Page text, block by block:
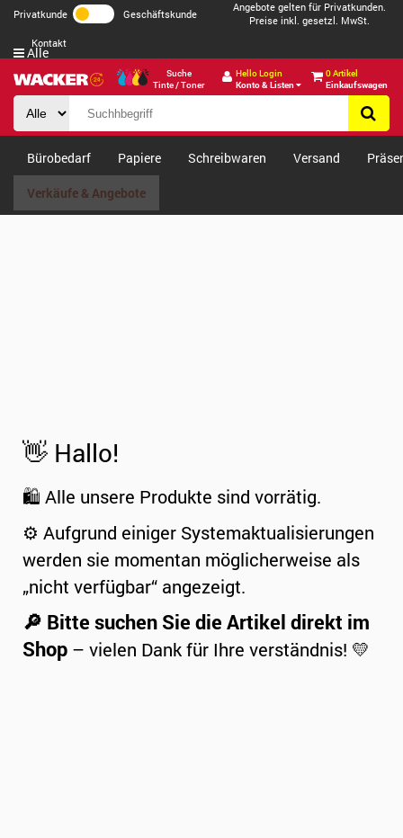
Privatkunde Geschäftskunde
Angebote gelten für Privatkunden.
Preise inkl. gesetzl. MwSt.
Kontakt
Suche
Tinte / Toner
Hello Login
Konto & Listen
0 Artikel
Einkaufswagen
Alle
Bürobedarf Papiere Schreibwaren Versand
Verkäufe & Angebote
👋 Hallo!
🛍️ Alle unsere Produkte sind vorrätig.
⚙️ Aufgrund einiger Systemaktualisierungen
werden sie momentan möglicherweise als
„nicht verfügbar“ angezeigt.
🔎 Bitte suchen Sie die Artikel direkt im
Shop – vielen Dank für Ihre verständnis! 💛